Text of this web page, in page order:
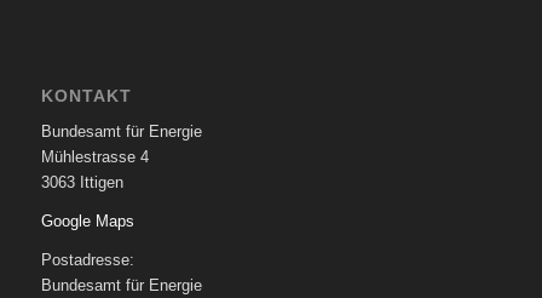
KONTAKT
Bundesamt für Energie
Mühlestrasse 4
3063 Ittigen
Google Maps
Postadresse:
Bundesamt für Energie